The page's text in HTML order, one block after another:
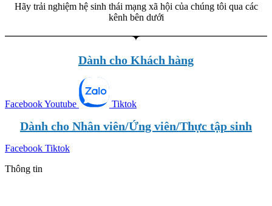
Hãy trải nghiệm hệ sinh thái mạng xã hội của chúng tôi qua các
kênh bên dưới
Dành cho Khách hàng
FacebookYoutube Tiktok
Dành cho Nhân viên/Ứng viên/Thực tập sinh
Facebook Tiktok
Thông tin